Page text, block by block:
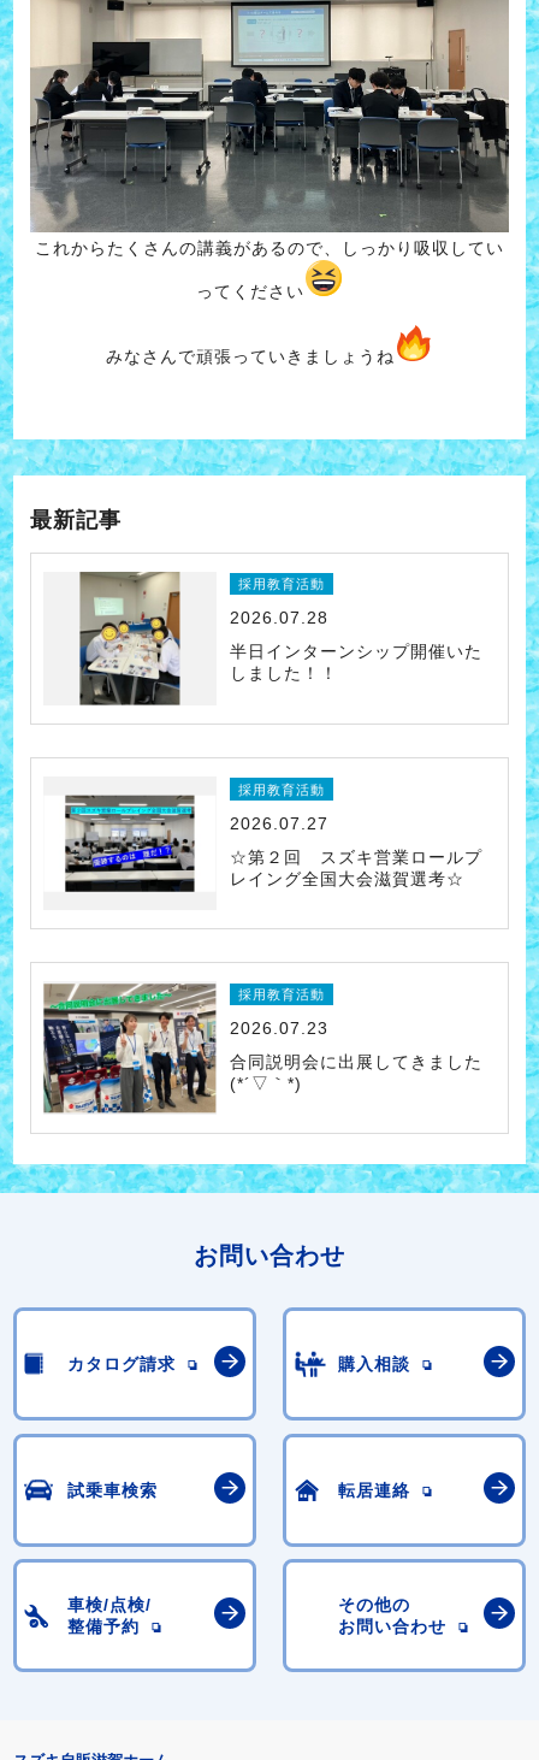
これからたくさんの講義があるので、しっかり吸収してい
ってください
みなさんで頑張っていきましょうね
最新記事
採用教育活動
2026.07.28
半日インターンシップ開催いた
しました！！
採用教育活動
2026.07.27
☆第２回 スズキ営業ロールプ
レイング全国大会滋賀選考☆
採用教育活動
2026.07.23
合同説明会に出展してきました
(*´▽｀*)
お問い合わせ
カタログ請求 購入相談
試乗車検索 転居連絡
車検/点検/
整備予約
その他の
お問い合わせ